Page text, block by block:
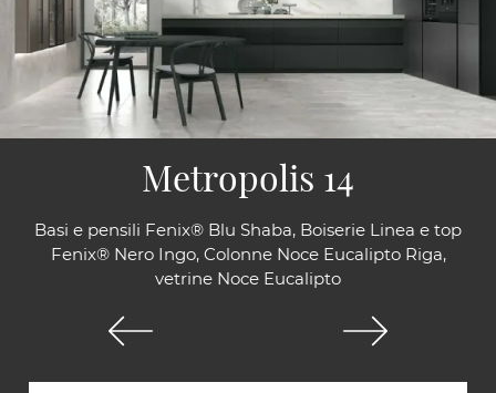
Basi e pensili Fenix® Blu Shaba, Boiserie Linea e top
Fenix® Nero Ingo, Colonne Noce Eucalipto Riga,
vetrine Noce Eucalipto
Metropolis 14